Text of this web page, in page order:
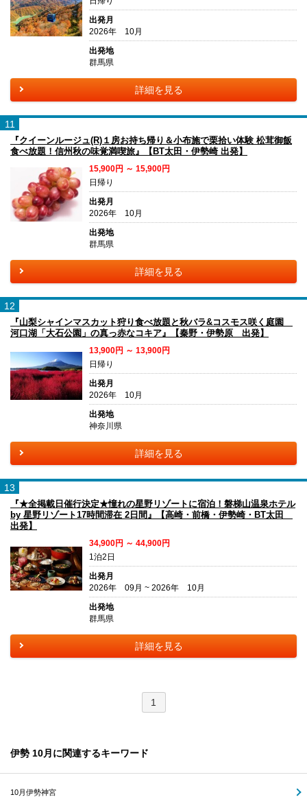
出発月
2026年 10月
出発地
群馬県
詳細を見る
11
『クイーンルージュ(R)１房お持ち帰り＆小布施で栗拾い体験 松茸御飯
食べ放題！信州秋の味覚満喫旅』【BT太田・伊勢崎 出発】
15,900円 ～ 15,900円
日帰り
出発月
2026年 10月
出発地
群馬県
詳細を見る
12
『山梨シャインマスカット狩り食べ放題と秋バラ&コスモス咲く庭園
河口湖「大石公園」の真っ赤なコキア』【秦野・伊勢原 出発】
13,900円 ～ 13,900円
日帰り
出発月
2026年 10月
出発地
神奈川県
詳細を見る
13
『★全掲載日催行決定★憧れの星野リゾートに宿泊！磐梯山温泉ホテル
by 星野リゾート17時間滞在 2日間』【高崎・前橋・伊勢崎・BT太田
出発】
34,900円 ～ 44,900円
1泊2日
出発月
2026年 09月 ~ 2026年 10月
出発地
群馬県
詳細を見る
1
伊勢 10月に関連するキーワード
10月伊勢神宮